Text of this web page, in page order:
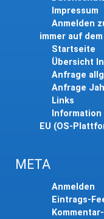
Impressum
Anmelden
immer auf
Startseite
Übersicht
Anfrage
Anfrage
Links
EU (OS-
META
Anmelden
Eintrags-